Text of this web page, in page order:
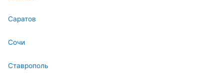
Саратов
Сочи
Ставрополь